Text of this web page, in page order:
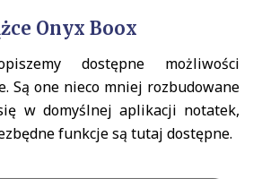
Onyx Boox
dostępne możliwości
Są one nieco mniej rozbudowane
w domyślnej aplikacji notatek,
funkcje są tutaj dostępne.